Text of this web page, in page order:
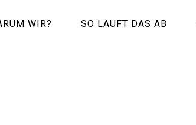
WIR? SO LÄUFT DAS AB